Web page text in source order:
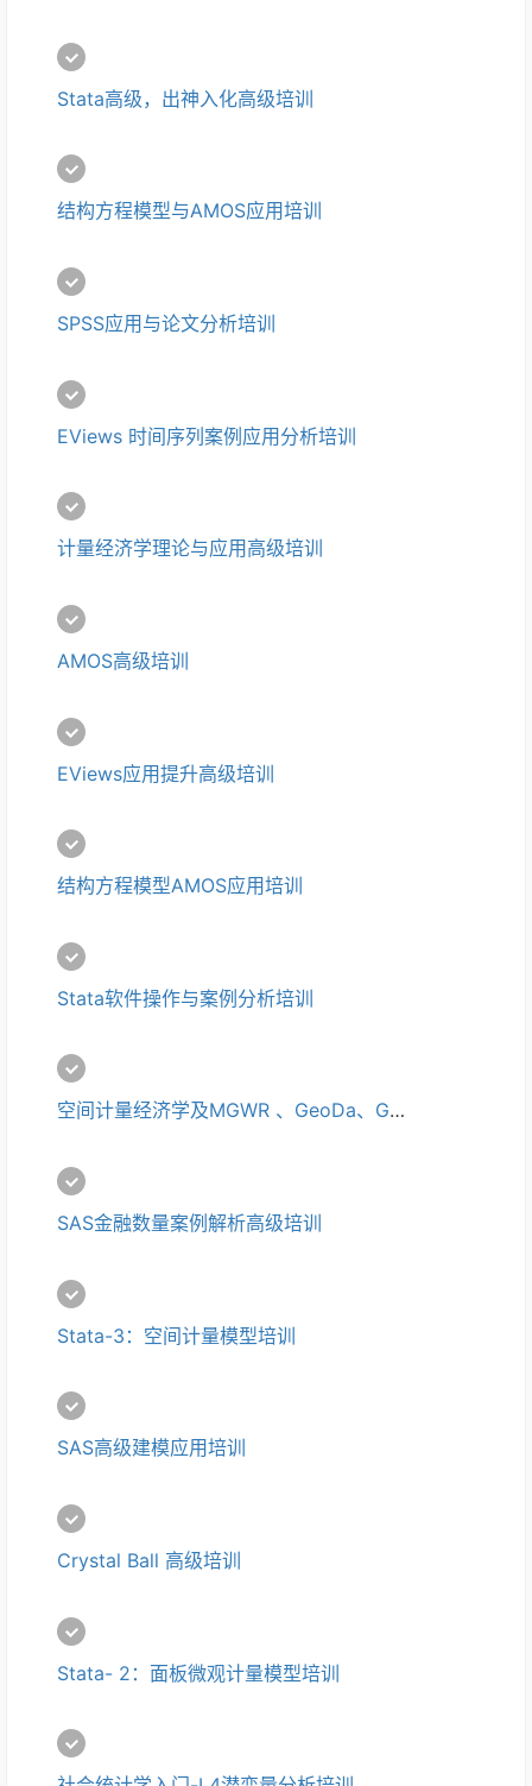
Stata高级，出神入化高级培训
结构方程模型与AMOS应用培训
SPSS应用与论文分析培训
EViews 时间序列案例应用分析培训
计量经济学理论与应用高级培训
AMOS高级培训
EViews应用提升高级培训
结构方程模型AMOS应用培训
Stata软件操作与案例分析培训
空间计量经济学及MGWR 、GeoDa、GeoDaSpace、Matlab 软件应用培训
SAS金融数量案例解析高级培训
Stata-3：空间计量模型培训
SAS高级建模应用培训
Crystal Ball 高级培训
Stata- 2：面板微观计量模型培训